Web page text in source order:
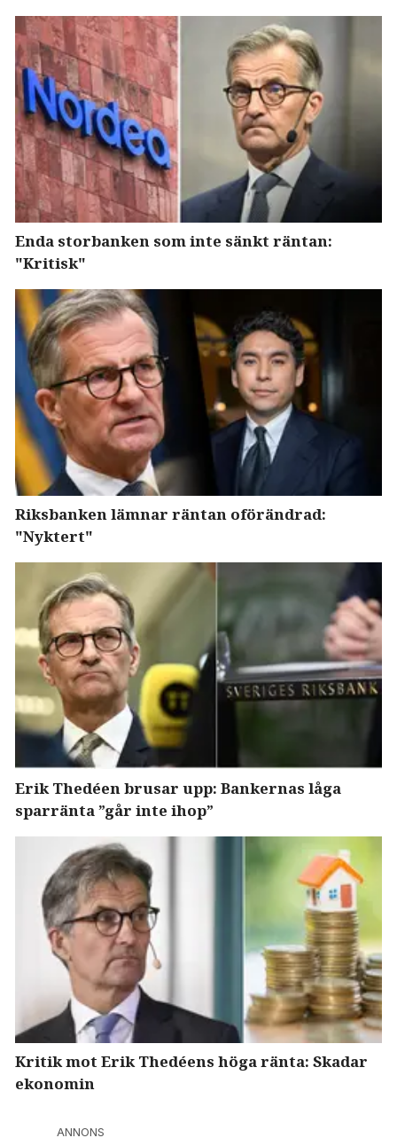
Enda storbanken som inte sänkt räntan:
"Kritisk"
Riksbanken lämnar räntan oförändrad:
"Nyktert"
Erik Thedéen brusar upp: Bankernas låga
sparränta ”går inte ihop”
Kritik mot Erik Thedéens höga ränta: Skadar
ekonomin
ANNONS